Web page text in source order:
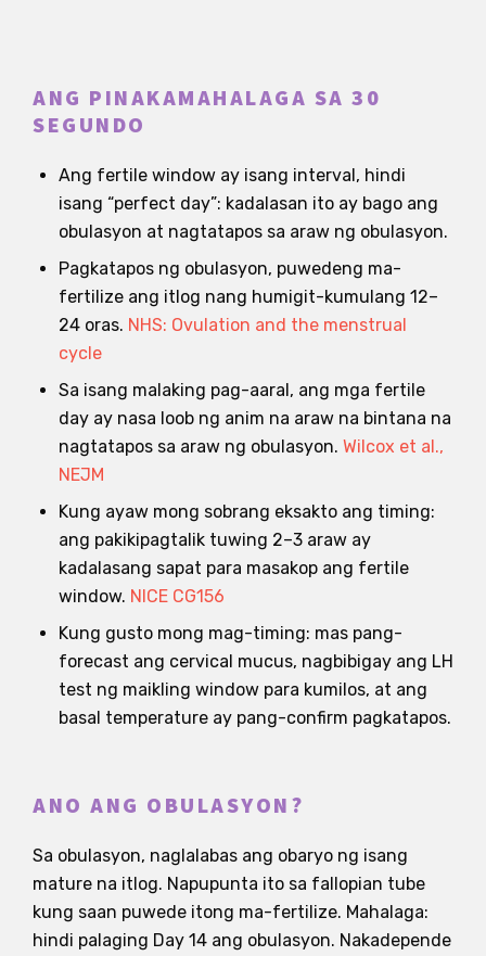
ANG PINAKAMAHALAGA SA 30
SEGUNDO
Ang fertile window ay isang interval, hindi
isang “perfect day”: kadalasan ito ay bago ang
obulasyon at nagtatapos sa araw ng obulasyon.
Pagkatapos ng obulasyon, puwedeng ma-
fertilize ang itlog nang humigit-kumulang 12–
24 oras. NHS: Ovulation and the menstrual
cycle
Sa isang malaking pag-aaral, ang mga fertile
day ay nasa loob ng anim na araw na bintana na
nagtatapos sa araw ng obulasyon. Wilcox et al.,
NEJM
Kung ayaw mong sobrang eksakto ang timing:
ang pakikipagtalik tuwing 2–3 araw ay
kadalasang sapat para masakop ang fertile
window. NICE CG156
Kung gusto mong mag-timing: mas pang-
forecast ang cervical mucus, nagbibigay ang LH
test ng maikling window para kumilos, at ang
basal temperature ay pang-confirm pagkatapos.
ANO ANG OBULASYON?
Sa obulasyon, naglalabas ang obaryo ng isang
mature na itlog. Napupunta ito sa fallopian tube
kung saan puwede itong ma-fertilize. Mahalaga:
hindi palaging Day 14 ang obulasyon. Nakadepende